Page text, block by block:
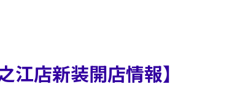
江店新装開店情報】